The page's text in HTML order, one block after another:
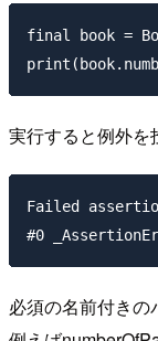
final book =
実行すると例外を
Failed
必須の名前付きの